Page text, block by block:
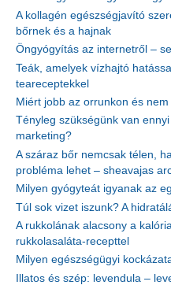
A kollagén egészségjavító
bőrnek és a hajnak
Öngyógyítás az internetről –
Teák, amelyek vízhajtó
teareceptekkel
Miért jobb az orrunkon és
Tényleg szükségünk van
marketing?
A száraz bőr nemcsak télen,
probléma lehet – sheavajas
Milyen gyógyteát igyanak az
Túl sok vizet iszunk? A
A rukkolának alacsony a
rukkolasaláta-recepttel
Milyen egészségügyi
Illatos és szép: levendula –